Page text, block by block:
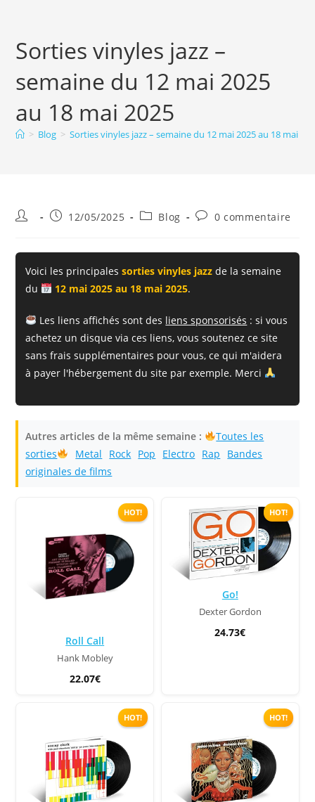
Sorties vinyles jazz –
semaine du 12 mai 2025
au 18 mai 2025
> Blog > Sorties vinyles jazz – semaine du 12 mai 2025 au 18 mai
Auteur/autrice
publication :
Publication
12/05/2025
PostBlog
Commentaires
publication :
0 commentaire
Voici les principalessorties vinyles jazz de la semaine
du
12 mai 2025 au 18 mai 2025.
Les liens affichés sont des liens sponsorisés : si vous
achetez un disque via ces liens, vous soutenez ce site
sans frais supplémentaires pour vous, ce qui m'aidera
à payer l'hébergement du site par exemple. Merci
Autres articles de la même semaine :
Toutes les
sorties
Metal Rock Pop Electro Rap
Bandes
originales de films
HOT!
Roll Call
Hank Mobley
22.07€
HOT!
Go!
Dexter Gordon
24.73€
HOT! HOT!